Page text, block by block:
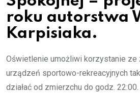
roku autorstwa
Karpisiaka.
Oświetlenie umożliwi korzystanie ze
urządzeń sportowo-rekreacyjnych
działać od zmierzchu do godz.